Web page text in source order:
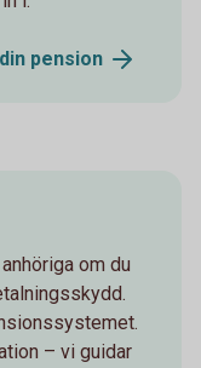
pension
om du
– vi guidar